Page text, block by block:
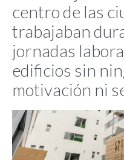
centro de las
trabajaban
jornadas
edificios sin
motivación ni